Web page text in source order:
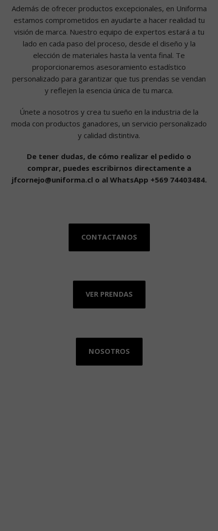
Además de ofrecer productos excepcionales, en Uniforma
estamos comprometidos en ayudarte a hacer realidad tu
visión de marca. Nuestro equipo de expertos estará a tu
lado en cada paso del proceso, desde el diseño y la
elección de materiales hasta la venta final. Te
proporcionaremos asesoramiento estadístico
personalizado para garantizar que tus prendas se vendan
y reflejen la esencia única de tu marca.
Únete a nosotros y crea tu sueño en la industria de la
moda con productos ganadores, un servicio personalizado
y calidad distintiva.
De tener dudas, de cómo realizar el pedido o
comprar, puedes escribirnos directamente a
jfcornejo@uniforma.cl o al WhatsApp +569 74403484.
CONTACTANOS
VER PRENDAS
NOSOTROS